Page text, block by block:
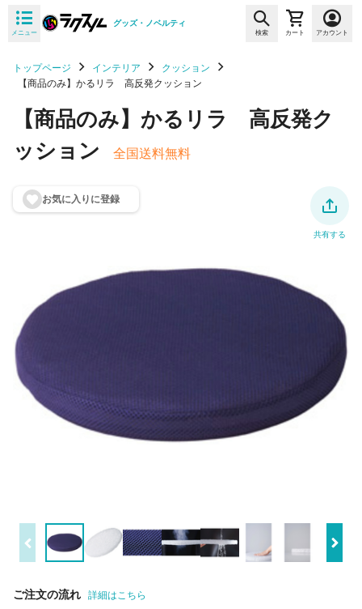
メニュー
グッズ・ノベルティ
検索 カート アカウント
トップページ インテリア
クッション
【商品のみ】かるリラ 高反発クッション
【商品のみ】かるリラ 高反発ク
ッション
全国送料無料
お気に入りに登録
共有する
ご注文の流れ 詳細はこちら